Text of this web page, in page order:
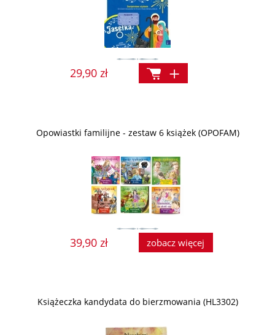
29,90 zł
Opowiastki familijne - zestaw 6 książek (OPOFAM)
39,90 zł zobacz więcej
Książeczka kandydata do bierzmowania (HL3302)